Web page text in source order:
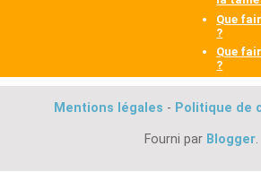
Que
?
Que
?
Mentions légales - Politique de
Fourni par Blogger.